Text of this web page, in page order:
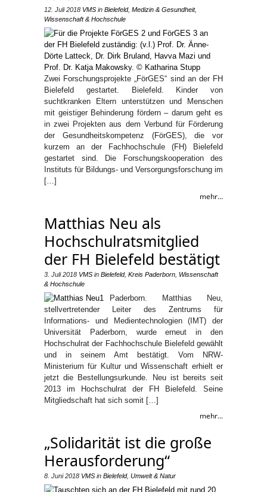
12. Juli 2018 VMS in Bielefeld, Medizin & Gesundheit,
Wissenschaft & Hochschule
Zwei Forschungsprojekte „FörGES“ sind an der FH
Bielefeld gestartet. Bielefeld. Kinder von
suchtkranken Eltern unterstützen und Menschen
mit geistiger Behinderung fördern – darum geht es
in zwei Projekten aus dem Verbund für Förderung
der Gesundheitskompetenz (FörGES), die vor
kurzem an der Fachhochschule (FH) Bielefeld
gestartet sind. Die Forschungskooperation des
Instituts für Bildungs- und Versorgungsforschung im
[…]
mehr...
Matthias Neu als
Hochschulratsmitglied
der FH Bielefeld bestätigt
3. Juli 2018 VMS in Bielefeld, Kreis Paderborn Wissenschaft
& Hochschule
Paderborn. Matthias Neu,
stellvertretender Leiter des Zentrums für
Informations- und Medientechnologien (IMT) der
Universität Paderborn, wurde erneut in den
Hochschulrat der Fachhochschule Bielefeld gewählt
und in seinem Amt bestätigt. Vom NRW-
Ministerium für Kultur und Wissenschaft erhielt er
jetzt die Bestellungsurkunde. Neu ist bereits seit
2013 im Hochschulrat der FH Bielefeld. Seine
Mitgliedschaft hat sich somit […]
mehr...
„Solidarität ist die große
Herausforderung“
8. Juni 2018 VMS in Bielefeld, Umwelt & Natur